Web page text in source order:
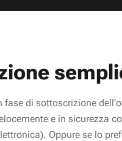
fase di sottoscrizione
e in sicurezza
Oppure se lo